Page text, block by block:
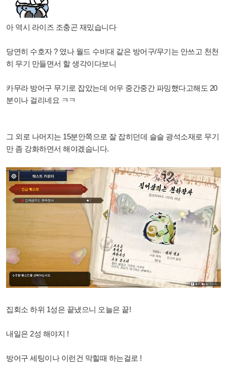
아 역시 라이즈 조충곤 재밌습니다
당연히 수호자 ? 였나 월드 수비대 같은 방어구/무기는 안쓰고 천천
히 무기 만들면서 할 생각이다보니
카무라 방어구 무기로 잡았는데 어우 중간중간 파밍했다고해도 20
분이나 걸리네요 ㅋㅋ
그 외로 나머지는 15분안쪽으로 잘 잡히던데 슬슬 광석소재로 무기
만 좀 강화하면서 해야겠숩니다.
집회소 하위 1성은 끝냈으니 오늘은 끝!
내일은 2성 해야지 !
방어구 세팅이나 이런건 막힐때 하는걸로 !